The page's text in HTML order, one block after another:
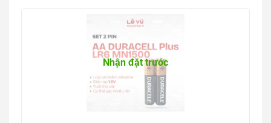
Nhận đặt trước